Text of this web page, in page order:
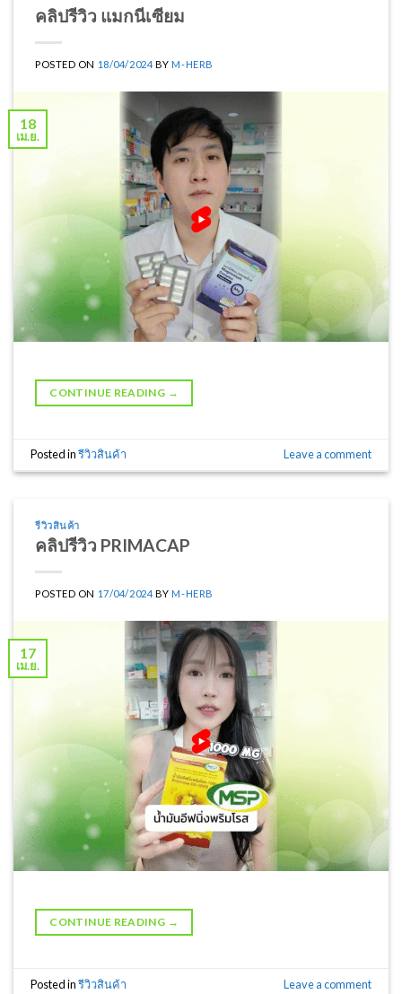
คลิปรีวิว แมกนีเซียม
POSTED ON 18/04/2024 BYM-HERB
18
เม.ย.
CONTINUE READING →
Posted inรีวิวสินค้า Leave a comment
รีวิวสินค้า
คลิปรีวิว PRIMACAP
POSTED ON 17/04/2024 BYM-HERB
17
เม.ย.
CONTINUE READING →
Posted inรีวิวสินค้า Leave a comment